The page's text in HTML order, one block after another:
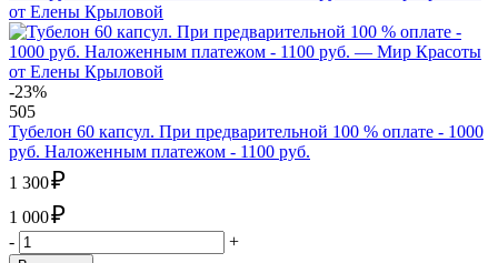
-23%
505
Тубелон 60 капсул. При предварительной 100 % оплате - 1000
руб. Наложенным платежом - 1100 руб.
1 300₽
1 000₽
- +